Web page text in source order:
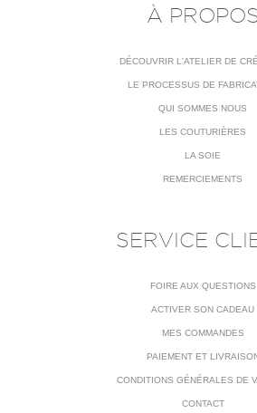
À
DÉCOUVRIR L'ATELIER DE
LE PROCESSUS DE
QUI SOMMES NOUS
LES COUTURIÈRES
LA SOIE
REMERCIEMENTS
SERVICE
FOIRE AUX QUESTIONS
ACTIVER SON CADEAU
MES COMMANDES
PAIEMENT ET
CONDITIONS GÉNÉRALES DE
CONTACT